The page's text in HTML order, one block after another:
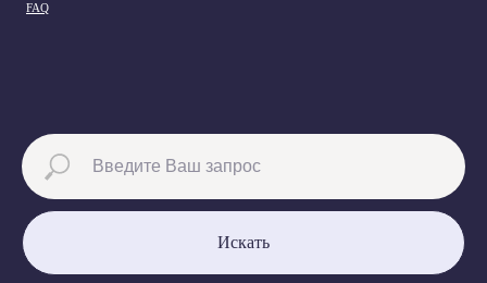
FAQ
Искать